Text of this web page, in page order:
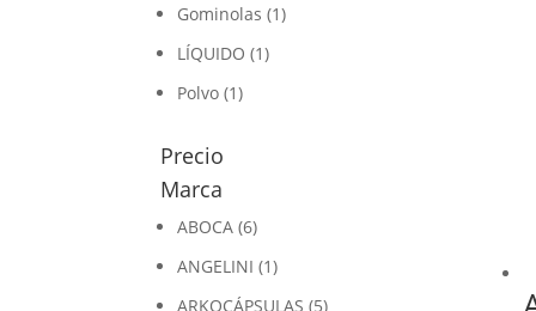
Gominolas(1)
LÍQUIDO(1)
Polvo(1)
Precio
Marca
ABOCA(6)
ANGELINI(1)
ARKOCÁPSULAS(5)